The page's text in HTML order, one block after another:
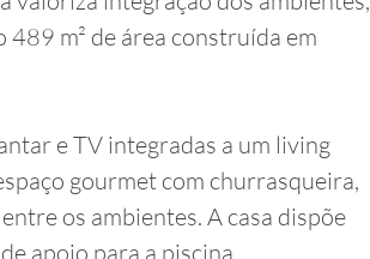
m² de área construída em
e TV integradas a um living
gourmet com churrasqueira,
os ambientes. A casa dispõe
apoio para a piscina.